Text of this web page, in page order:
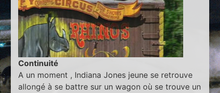
Continuité
A un moment , Indiana Jones jeune se retrouve
allongé à se battre sur un wagon où se trouve un